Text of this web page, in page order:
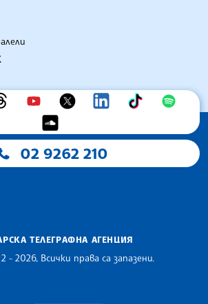
02 9262 210
ТЕЛЕГРАФНА АГЕНЦИЯ
- 2026, Всички права са запазени.